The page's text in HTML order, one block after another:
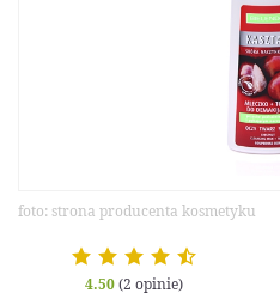
foto: strona producenta kosmetyku
4.50(2 opinie)